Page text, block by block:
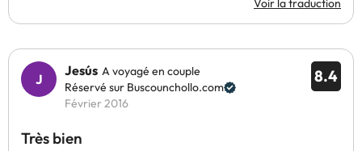
Voir la traduction
8.4
Jesús A voyagé en couple
Réservé sur Buscounchollo.com
Février 2016
Très bien